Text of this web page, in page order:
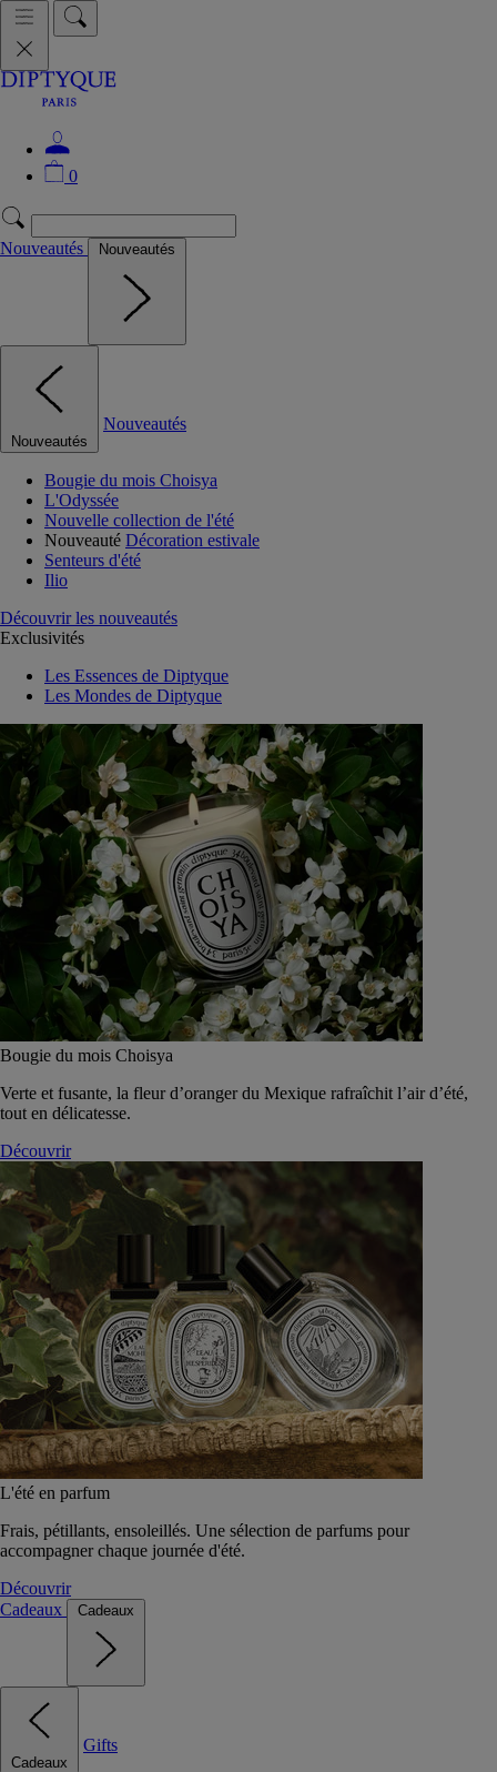
0
Nouveautés Nouveautés
Nouveautés
Nouveautés
Bougie du mois Choisya
L'Odyssée
Nouvelle collection de l'été
Nouveauté Décoration estivale
Senteurs d'été
Ilio
Découvrir les nouveautés
Exclusivités
Les Essences de Diptyque
Les Mondes de Diptyque
Bougie du mois Choisya
Verte et fusante, la fleur d’oranger du Mexique rafraîchit l’air d’été,
tout en délicatesse.
Découvrir
L'été en parfum
Frais, pétillants, ensoleillés. Une sélection de parfums pour
accompagner chaque journée d'été.
Découvrir
Cadeaux
Cadeaux
Cadeaux
Gifts